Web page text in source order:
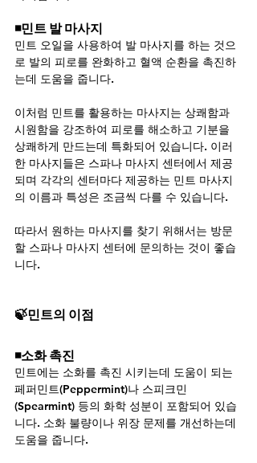
◾민트 발 마사지
민트 오일을 사용하여 발 마사지를 하는 것으
로 발의 피로를 완화하고 혈액 순환을 촉진하
는데 도움을 줍니다.
이처럼 민트를 활용하는 마사지는 상쾌함과
시원함을 강조하여 피로를 해소하고 기분을
상쾌하게 만드는데 특화되어 있습니다. 이러
한 마사지들은 스파나 마사지 센터에서 제공
되며 각각의 센터마다 제공하는 민트 마사지
의 이름과 특성은 조금씩 다를 수 있습니다.
따라서 원하는 마사지를 찾기 위해서는 방문
할 스파나 마사지 센터에 문의하는 것이 좋습
니다.
🍃민트의 이점
◾소화 촉진
민트에는 소화를 촉진 시키는데 도움이 되는
페퍼민트(Peppermint)나 스피크민
(Spearmint) 등의 화학 성분이 포함되어 있습
니다. 소화 불량이나 위장 문제를 개선하는데
도움을 줍니다.